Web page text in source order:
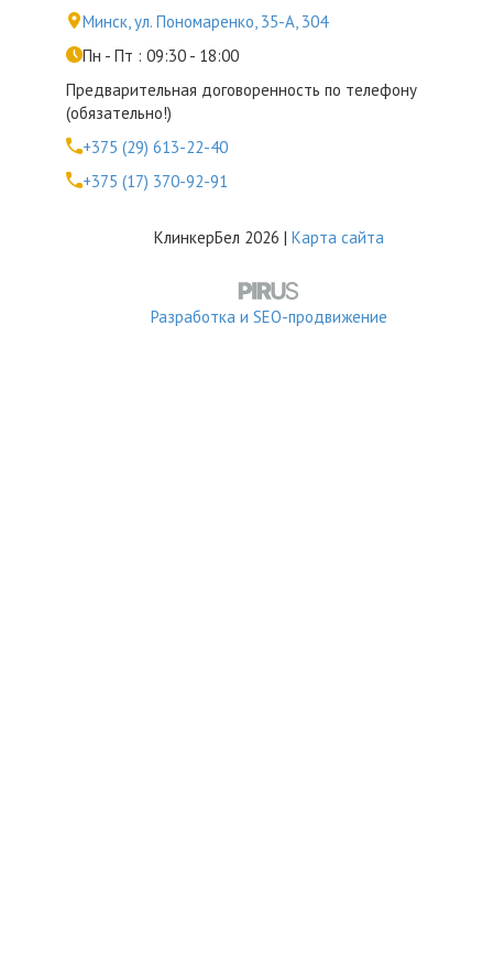
Минск, ул. Пономаренко, 35-А, 304
Пн - Пт : 09:30 - 18:00
Предварительная договоренность по телефону
(обязательно!)
+375 (29) 613-22-40
+375 (17) 370-92-91
КлинкерБел 2026 | Карта сайта
Разработка и SEO-продвижение